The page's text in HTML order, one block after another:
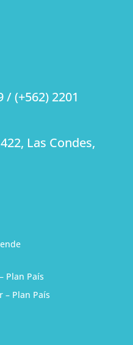
/ (+562) 2201
Las Condes,
Plan País
– Plan País